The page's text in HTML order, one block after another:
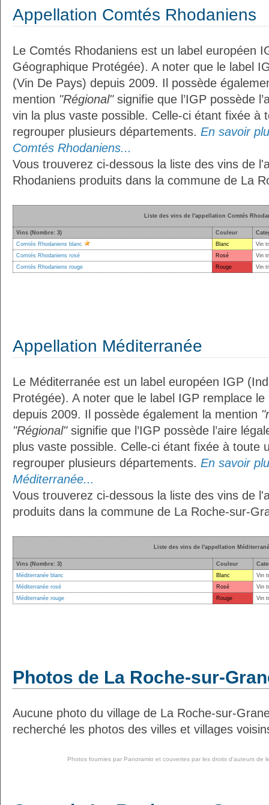
Appellation Comtés Rhodaniens
Le Comtés Rhodaniens est un label européen
Géographique Protégée). A noter que le label
(Vin De Pays) depuis 2009. Il possède
mention "Régional"signifie que l’IGP possède
vin la plus vaste possible. Celle-ci étant fixée à
regrouper plusieurs départements. En savoir
Comtés Rhodaniens...
Vous trouverez ci-dessous la liste des vins de
Rhodaniens produits dans la commune de La
Liste des vins de l'appellation Comtés
Vins (Nombre: 3) Couleur
Comtés Rhodaniens blanc
Blanc
Vin
Comtés Rhodaniens rosé
Rosé
Vin
Comtés Rhodaniens rouge
Rouge Vin
Appellation Méditerranée
Le Méditerranée est un label européen IGP
Protégée). A noter que le label IGP remplace
depuis 2009. Il possède également la mention
"Régional"signifie que l’IGP possède l’aire
plus vaste possible. Celle-ci étant fixée à toute
regrouper plusieurs départements. En savoir
Méditerranée...
Vous trouverez ci-dessous la liste des vins de
produits dans la commune de La Roche-sur-
Liste des vins de l'appellation
Vins (Nombre: 3) Couleur
Méditerranée blanc
Blanc
Vin
Méditerranée rosé
Rosé
Vin
Méditerranée rouge
Rouge Vin
Photos de La Roche-sur-
Aucune photo du village de La Roche-sur-
recherché les photos des villes et villages
Photos fournies par Panoramio et couvertes par les droits d'auteurs de